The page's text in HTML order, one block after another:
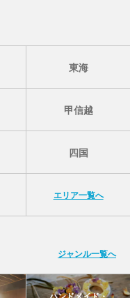
東海
甲信越
四国
エリア一覧へ
ジャンル一覧へ